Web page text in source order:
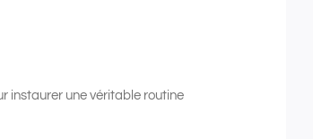
instaurer une véritable routine